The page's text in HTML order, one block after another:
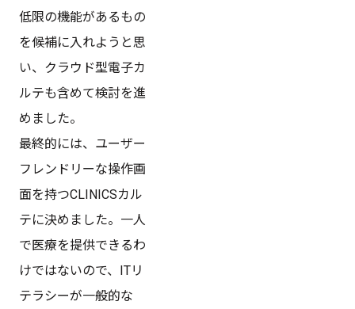
低限の機能があるもの
を候補に入れようと思
い、クラウド型電子カ
ルテも含めて検討を進
めました。
最終的には、ユーザー
フレンドリーな操作画
面を持つCLINICSカル
テに決めました。一人
で医療を提供できるわ
けではないので、ITリ
テラシーが一般的な